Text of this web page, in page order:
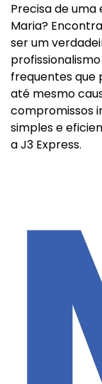
Precisa de
Maria?
ser um
frequentes que
até mesmo
compromissos
simples e
a J3 Express.